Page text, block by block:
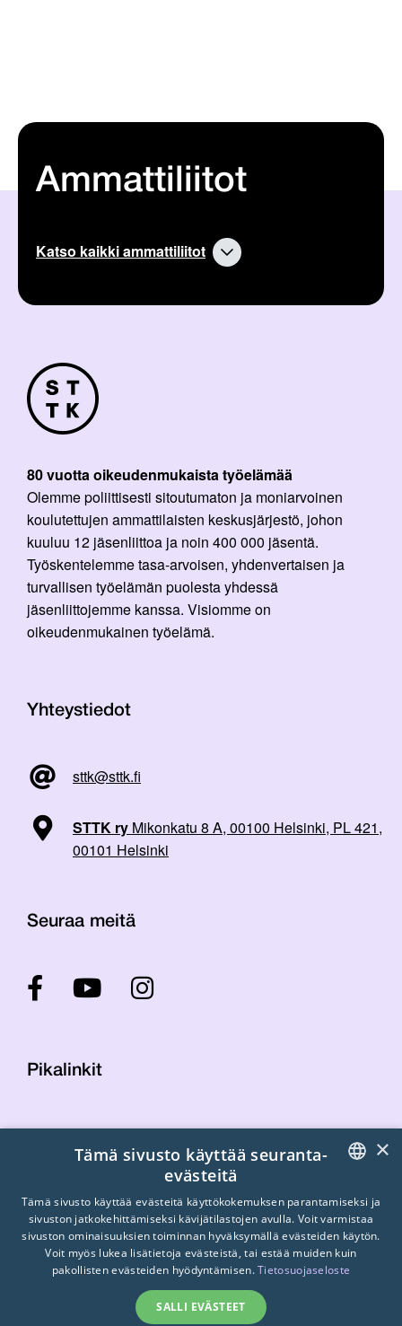
Ammattiliitot
Katso kaikki ammattiliitot
80 vuotta oikeudenmukaista työelämää
Olemme poliittisesti sitoutumaton ja moniarvoinen
koulutettujen ammattilaisten keskusjärjestö, johon
kuuluu 12 jäsenliittoa ja noin 400 000 jäsentä.
Työskentelemme tasa-arvoisen, yhdenvertaisen ja
turvallisen työelämän puolesta yhdessä
jäsenliittojemme kanssa. Visiomme on
oikeudenmukainen työelämä.
Yhteystiedot
sttk@sttk.fi
STTK ry Mikonkatu 8 A, 00100 Helsinki, PL 421,
00101 Helsinki
Seuraa meitä
Pikalinkit
Laskutustiedot
Tietosuojaseloste
Turvallisemman tilan periaatteet
FINNISH
SWEDISH
×
Tämä sivusto käyttää seuranta-
evästeitä
Tämä sivusto käyttää evästeitä käyttökokemuksen parantamiseksi ja
sivuston jatkokehittämiseksi kävijätilastojen avulla. Voit varmistaa
sivuston ominaisuuksien toiminnan hyväksymällä evästeiden käytön.
Voit myös lukea lisätietoja evästeistä, tai estää muiden kuin
pakollisten evästeiden hyödyntämisen.Tietosuojaseloste
SALLI EVÄSTEET